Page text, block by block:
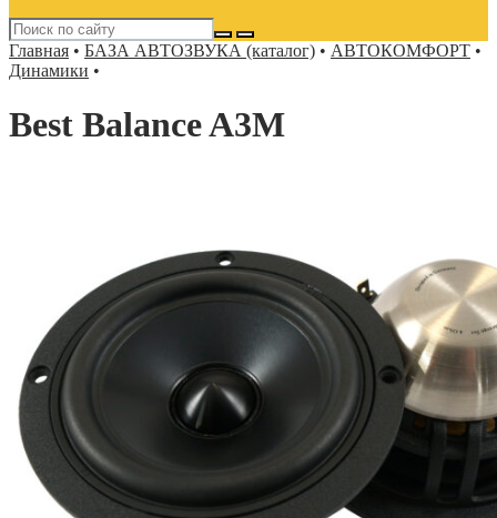
Главная • БАЗА АВТОЗВУКА (каталог) • АВТОКОМФОРТ •
Динамики •
Best Balance A3M